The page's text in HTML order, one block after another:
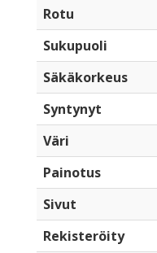
Rotu
Sukupuoli
Säkäkorkeus
Syntynyt
Väri
Painotus
Sivut
Rekisteröity